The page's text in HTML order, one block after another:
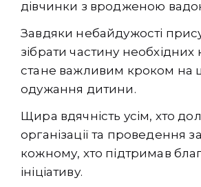
дівчинки з вродженою
Завдяки небайдужості
зібрати частину необхідних
стане важливим кроком на
одужання дитини.
Щира вдячність усім, хто
організації та проведення
кожному, хто підтримав
ініціативу.